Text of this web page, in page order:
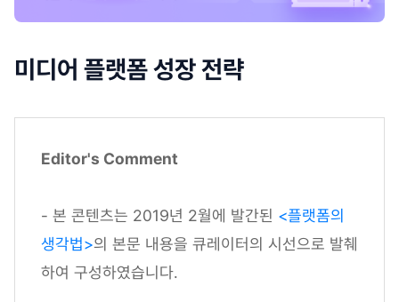
미디어 플랫폼 성장 전략
Editor's Comment
- 본 콘텐츠는 2019년 2월에 발간된 <플랫폼의
생각법>의 본문 내용을 큐레이터의 시선으로 발췌
하여 구성하였습니다.